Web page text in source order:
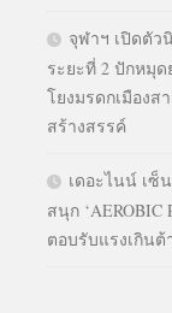
จุฬาฯ เปิดตัว
ระยะที่ 2 ปักหมุ
โยงมรดกเมือง
สร้างสรรค์
เดอะไนน์ เซ็
สนุก
ตอบรับแรงเกินต้